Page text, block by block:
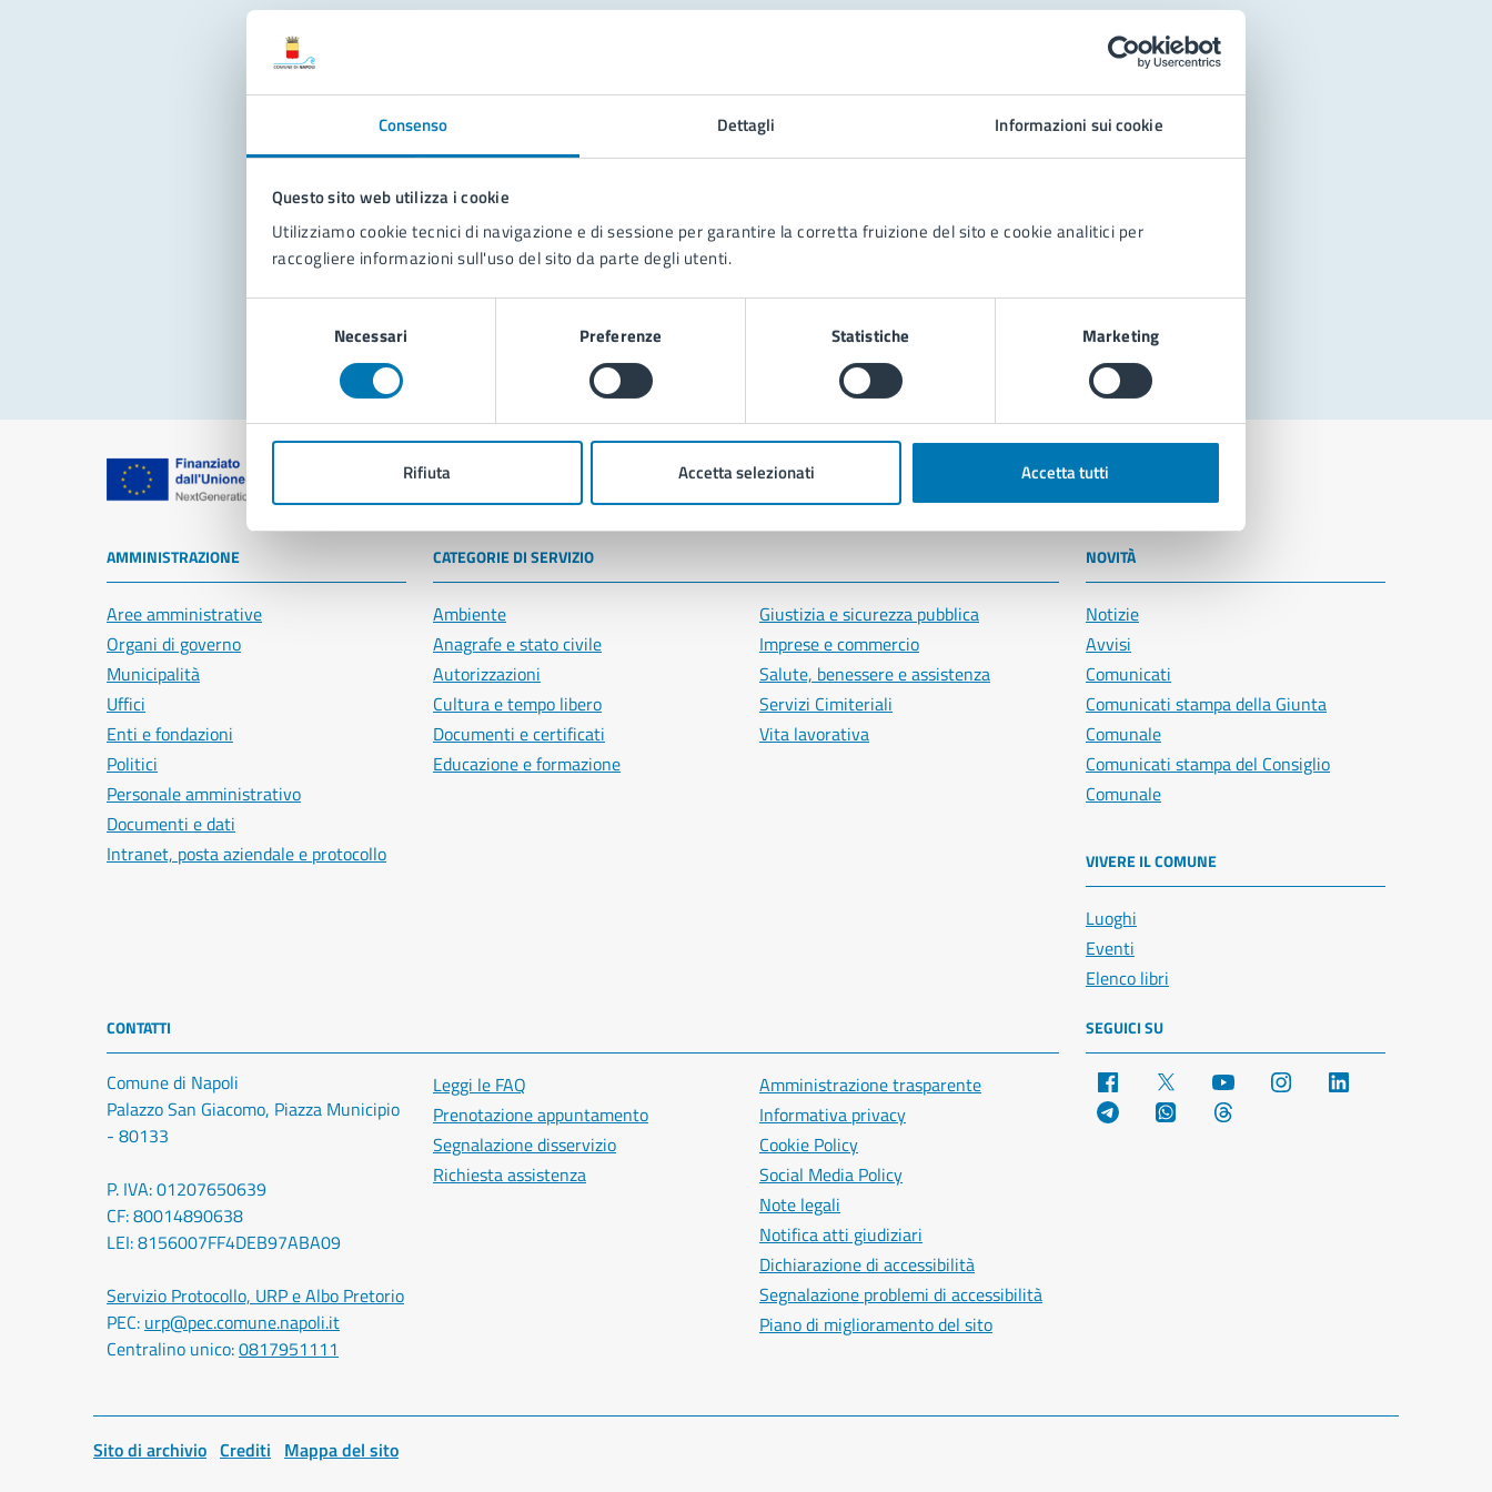
Consenso Dettagli Informazioni sui cookie
Questo sito web utilizza i cookie
Utilizziamo cookie tecnici di navigazione e di sessione per garantire la corretta fruizione del sito e cookie analitici per
raccogliere informazioni sull'uso del sito da parte degli utenti.
Necessari Preferenze Statistiche Marketing
Rifiuta Accetta selezionati Accetta tutti
Problemi in città
Segnala disservizio
Comune di Napoli
AMMINISTRAZIONE
Aree amministrative
Organi di governo
Municipalità
Uffici
Enti e fondazioni
Politici
Personale amministrativo
Documenti e dati
Intranet, posta aziendale e protocollo
CATEGORIE DI SERVIZIO
Ambiente
Anagrafe e stato civile
Autorizzazioni
Cultura e tempo libero
Documenti e certificati
Educazione e formazione
Giustizia e sicurezza pubblica
Imprese e commercio
Salute, benessere e assistenza
Servizi Cimiteriali
Vita lavorativa
NOVITÀ
Notizie
Avvisi
Comunicati
Comunicati stampa della Giunta
Comunale
Comunicati stampa del Consiglio
Comunale
VIVERE IL COMUNE
Luoghi
Eventi
Elenco libri
CONTATTI
Comune di Napoli
Palazzo San Giacomo, Piazza Municipio
- 80133
P. IVA: 01207650639
CF: 80014890638
LEI: 8156007FF4DEB97ABA09
Servizio Protocollo, URP e Albo Pretorio
PEC: urp@pec.comune.napoli.it
Centralino unico:0817951111
Leggi le FAQ
Prenotazione appuntamento
Segnalazione disservizio
Richiesta assistenza
Amministrazione trasparente
Informativa privacy
Cookie Policy
Social Media Policy
Note legali
Notifica atti giudiziari
Dichiarazione di accessibilità
Segnalazione problemi di accessibilità
Piano di miglioramento del sito
SEGUICI SU
Facebook YouTube Instagram
Telegram WhatsApp
Sito di archivio Crediti Mappa del sito